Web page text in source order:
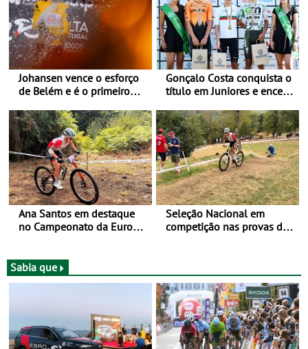
Johansen vence o esforço
de Belém e é o primeiro
a Portugal - Prova decorre
entre 5 e 16 de Agosto
Gonçalo Costa conquista o
título em Juniores e encerra
no Cartaxo
Ana Santos em destaque
no Campeonato da Europa
Seleção Nacional em
competição nas provas de
Sabia que